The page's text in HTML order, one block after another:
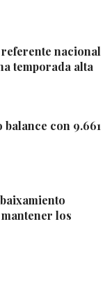
nacional
temporada alta
con 9.661
los